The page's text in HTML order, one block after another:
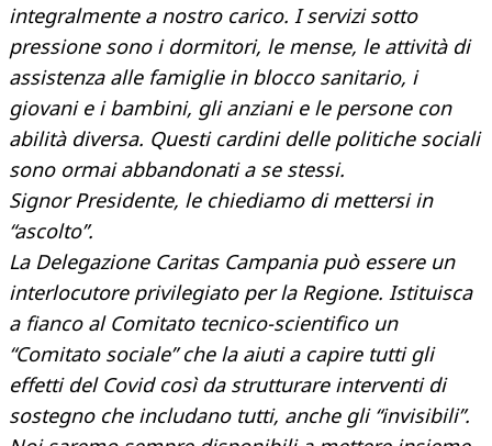
integralmente a nostro carico. I servizi sotto
pressione sono i dormitori, le mense, le attività di
assistenza alle famiglie in blocco sanitario, i
giovani e i bambini, gli anziani e le persone con
abilità diversa. Questi cardini delle politiche sociali
sono ormai abbandonati a se stessi.
Signor Presidente, le chiediamo di mettersi in
“ascolto”.
La Delegazione Caritas Campania può essere un
interlocutore privilegiato per la Regione. Istituisca
a fianco al Comitato tecnico-scientifico un
“Comitato sociale” che la aiuti a capire tutti gli
effetti del Covid così da strutturare interventi di
sostegno che includano tutti, anche gli “invisibili”.